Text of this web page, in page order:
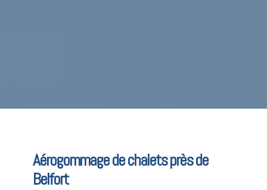
Aérogommage de chalets près de
Belfort